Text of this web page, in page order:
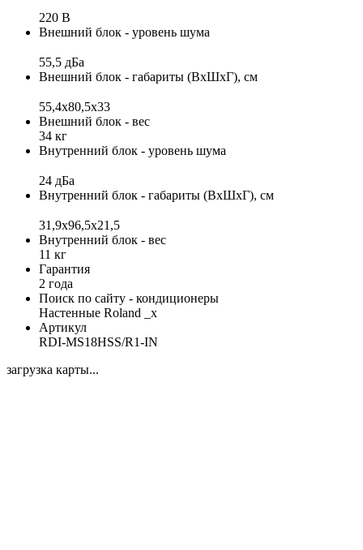
220 В
Внешний блок - уровень шума
55,5 дБа
Внешний блок - габариты (ВхШхГ), см
55,4x80,5x33
Внешний блок - вес
34 кг
Внутренний блок - уровень шума
24 дБа
Внутренний блок - габариты (ВхШхГ), см
31,9x96,5x21,5
Внутренний блок - вес
11 кг
Гарантия
2 года
Поиск по сайту - кондиционеры
Настенные Roland _x
Артикул
RDI-MS18HSS/R1-IN
загрузка карты...